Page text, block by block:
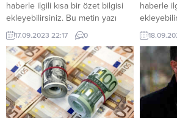
haberle ilgili kısa bir özet bilgisi
ekleyebilirsiniz. Bu metin yazı
düzenleme sayfasında “Özet”
bölümünden eklenebilir. Özet
eklenmişse başlık altında kalın
olarak bu şekilde gösterilir,
eklenmemişse bu alan boş kalır.
17.09.2023 22:17 0
haberle
olarak